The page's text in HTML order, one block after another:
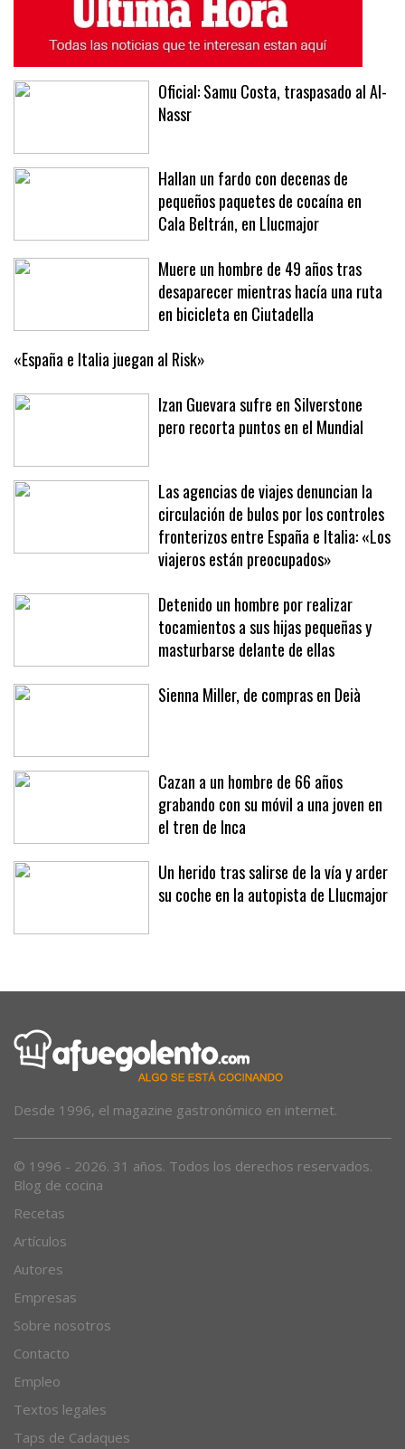
Oficial: Samu Costa, traspasado al Al-
Nassr
Hallan un fardo con decenas de
pequeños paquetes de cocaína en
Cala Beltrán, en Llucmajor
Muere un hombre de 49 años tras
desaparecer mientras hacía una ruta
en bicicleta en Ciutadella
«España e Italia juegan al Risk»
Izan Guevara sufre en Silverstone
pero recorta puntos en el Mundial
Las agencias de viajes denuncian la
circulación de bulos por los controles
fronterizos entre España e Italia: «Los
viajeros están preocupados»
Detenido un hombre por realizar
tocamientos a sus hijas pequeñas y
masturbarse delante de ellas
Sienna Miller, de compras en Deià
Cazan a un hombre de 66 años
grabando con su móvil a una joven en
el tren de Inca
Un herido tras salirse de la vía y arder
su coche en la autopista de Llucmajor
Desde 1996, el magazine gastronómico en internet.
© 1996 - 2026. 31 años. Todos los derechos reservados.
Blog de cocina
Recetas
Artículos
Autores
Empresas
Sobre nosotros
Contacto
Empleo
Textos legales
Taps de Cadaques